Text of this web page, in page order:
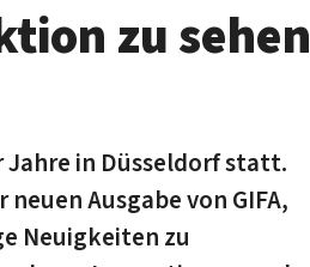
zu sehen
Jahre in Düsseldorf statt.
Ausgabe von GIFA,
Neuigkeiten zu